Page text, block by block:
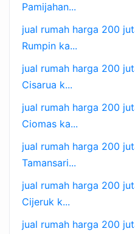
Pamijahan...
jual rumah harga 200
Rumpin ka...
jual rumah harga 200
Cisarua k...
jual rumah harga 200
Ciomas ka...
jual rumah harga 200
Tamansari...
jual rumah harga 200
Cijeruk k...
jual rumah harga 200